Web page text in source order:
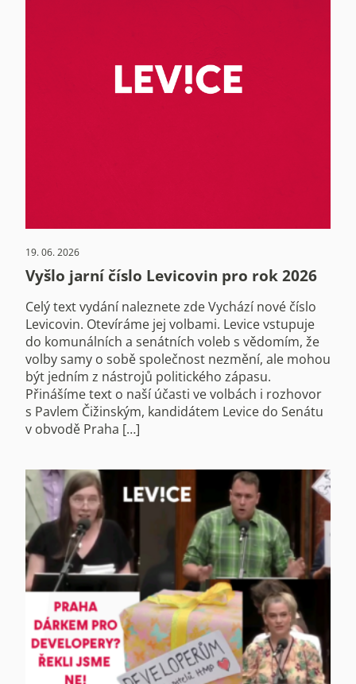
19. 06. 2026
Vyšlo jarní číslo Levicovin pro rok 2026
Celý text vydání naleznete zde Vychází nové číslo
Levicovin. Otevíráme jej volbami. Levice vstupuje
do komunálních a senátních voleb s vědomím, že
volby samy o sobě společnost nezmění, ale mohou
být jedním z nástrojů politického zápasu.
Přinášíme text o naší účasti ve volbách i rozhovor
s Pavlem Čižinským, kandidátem Levice do Senátu
v obvodě Praha […]